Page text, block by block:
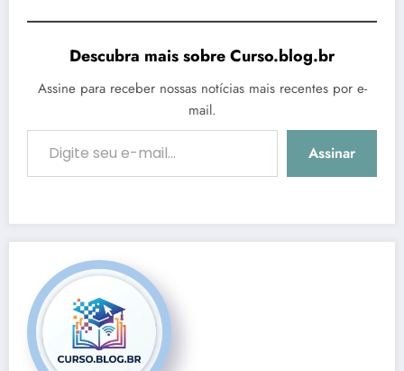
Descubra mais sobre Curso.blog.br
Assine para receber nossas notícias mais recentes por e-
mail.
Digite seu e-mail…
Assinar